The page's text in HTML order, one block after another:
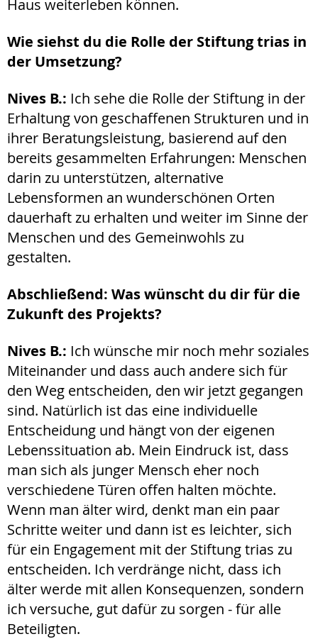
Haus weiterleben können.
Wie siehst du die Rolle der Stiftung trias in
der Umsetzung?
Nives B.: Ich sehe die Rolle der Stiftung in der
Erhaltung von geschaffenen Strukturen und in
ihrer Beratungsleistung, basierend auf den
bereits gesammelten Erfahrungen: Menschen
darin zu unterstützen, alternative
Lebensformen an wunderschönen Orten
dauerhaft zu erhalten und weiter im Sinne der
Menschen und des Gemeinwohls zu
gestalten.
Abschließend: Was wünscht du dir für die
Zukunft des Projekts?
Nives B.: Ich wünsche mir noch mehr soziales
Miteinander und dass auch andere sich für
den Weg entscheiden, den wir jetzt gegangen
sind. Natürlich ist das eine individuelle
Entscheidung und hängt von der eigenen
Lebenssituation ab. Mein Eindruck ist, dass
man sich als junger Mensch eher noch
verschiedene Türen offen halten möchte.
Wenn man älter wird, denkt man ein paar
Schritte weiter und dann ist es leichter, sich
für ein Engagement mit der Stiftung trias zu
entscheiden. Ich verdränge nicht, dass ich
älter werde mit allen Konsequenzen, sondern
ich versuche, gut dafür zu sorgen - für alle
Beteiligten.